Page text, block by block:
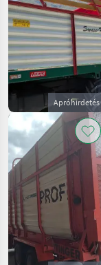
Apróhirdetés